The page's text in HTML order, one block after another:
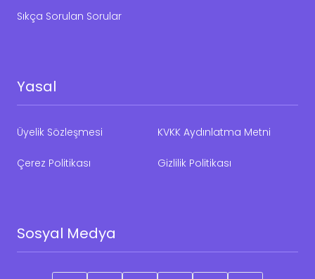
Sıkça Sorulan Sorular
Yasal
Üyelik Sözleşmesi KVKK Aydınlatma Metni
Çerez Politikası Gizlilik Politikası
Sosyal Medya